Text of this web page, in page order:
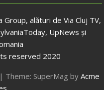
alături de Via Cluj TV,
UpNews și
reserved 2020
| Theme: SuperMag by Acme